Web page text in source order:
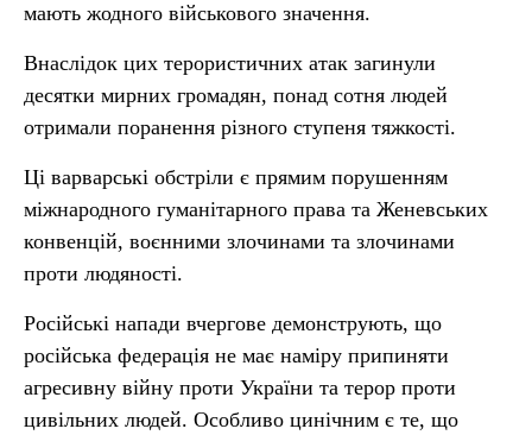
мають жодного військового значення.
Внаслідок цих терористичних атак загинули
десятки мирних громадян, понад сотня людей
отримали поранення різного ступеня тяжкості.
Ці варварські обстріли є прямим порушенням
міжнародного гуманітарного права та Женевських
конвенцій, воєнними злочинами та злочинами
проти людяності.
Російські напади вчергове демонструють, що
російська федерація не має наміру припиняти
агресивну війну проти України та терор проти
цивільних людей. Особливо цинічним є те, що